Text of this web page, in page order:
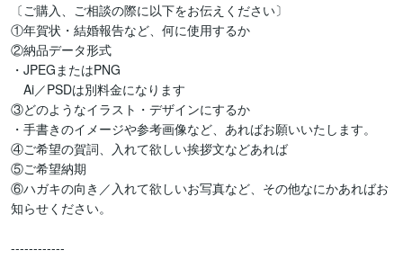
〔ご購入、ご相談の際に以下をお伝えください〕
①年賀状・結婚報告など、何に使用するか
②納品データ形式
・JPEGまたはPNG
Ai／PSDは別料金になります
③どのようなイラスト・デザインにするか
・手書きのイメージや参考画像など、あればお願いいたします。
④ご希望の賀詞、入れて欲しい挨拶文などあれば
⑤ご希望納期
⑥ハガキの向き／入れて欲しいお写真など、その他なにかあればお
知らせください。
------------